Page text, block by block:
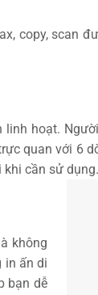
copy, scan
hoạt.
quan với 6
cần sử dụng.
không
in ấn di
bạn dễ